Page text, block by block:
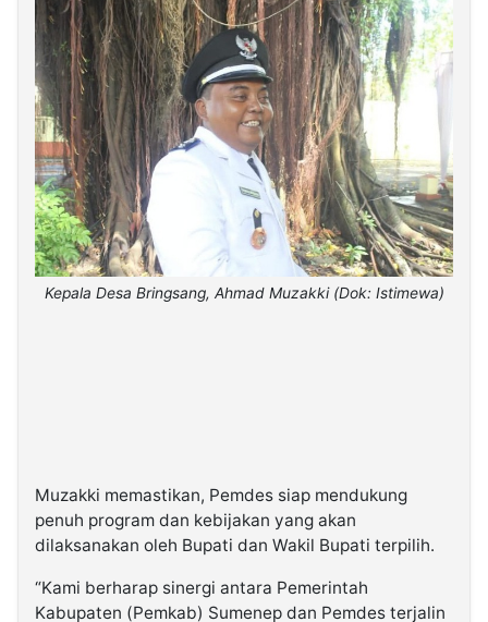
Kepala Desa Bringsang, Ahmad Muzakki (Dok: Istimewa)
Muzakki memastikan, Pemdes siap mendukung
penuh program dan kebijakan yang akan
dilaksanakan oleh Bupati dan Wakil Bupati terpilih.
“Kami berharap sinergi antara Pemerintah
Kabupaten (Pemkab) Sumenep dan Pemdes terjalin